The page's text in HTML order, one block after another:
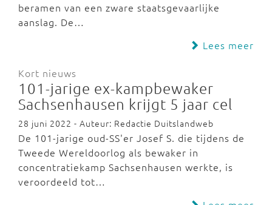
beramen van een zware staatsgevaarlijke
aanslag. De…
Lees meer
Kort nieuws
101-jarige ex-kampbewaker
Sachsenhausen krijgt 5 jaar cel
28 juni 2022 - Auteur: Redactie Duitslandweb
De 101-jarige oud-SS'er Josef S. die tijdens de
Tweede Wereldoorlog als bewaker in
concentratiekamp Sachsenhausen werkte, is
veroordeeld tot…